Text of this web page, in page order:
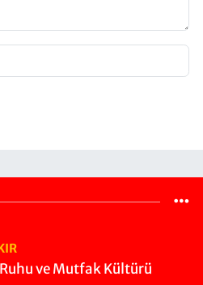
ve Mutfak Kültürü